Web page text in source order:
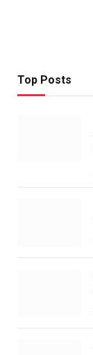
Top Posts